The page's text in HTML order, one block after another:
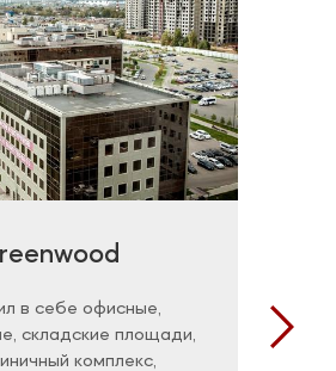
в себе офисные,
складские площади,
комплекс,